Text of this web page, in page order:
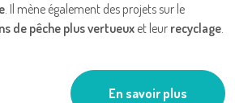
. Il mène également des projets sur le
de pêche plus vertueux et leur recyclage.
En savoir plus